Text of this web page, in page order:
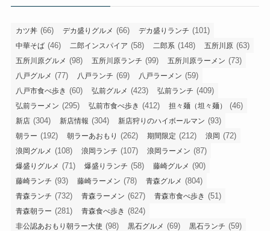
カツ丼 (66) デカ盛りグルメ (66) デカ盛りランチ (101)
中華そば (46) 二郎インスパイア (58) 二郎系 (148) 五所川原 (63)
五所川原グルメ (98) 五所川原ランチ (99) 五所川原ラーメン (73)
八戸グルメ (77) 八戸ランチ (69) 八戸ラーメン (59)
八戸市食べ歩き (60) 弘前グルメ (423) 弘前ランチ (409)
弘前ラーメン (295) 弘前市食べ歩き (412) 担々麺（坦々麺） (46)
新店 (304) 新店情報 (304) 新店狩りのハイボールマン (93)
朝ラー (192) 朝ラーあおもり (262) 期間限定 (212) 浪岡 (72)
浪岡グルメ (108) 浪岡ランチ (107) 浪岡ラーメン (87)
爆盛りグルメ (71) 爆盛りランチ (58) 藤崎グルメ (90)
藤崎ランチ (93) 藤崎ラーメン (78) 青森グルメ (804)
青森ランチ (732) 青森ラーメン (627) 青森市食べ歩き (51)
青森朝ラー (281) 青森食べ歩き (824)
非公認あおもり朝ラー大使 (98) 黒石グルメ (69) 黒石ランチ (59)